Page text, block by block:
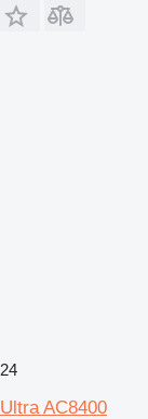
24
Ultra AC8400